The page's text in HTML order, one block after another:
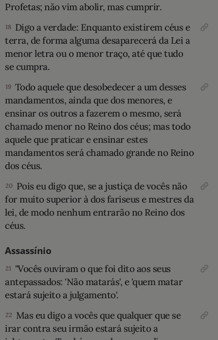
Profetas; não vim abolir, mas cumprir.
18 Digo a verdade: Enquanto existirem céus e
terra, de forma alguma desaparecerá da Lei a
menor letra ou o menor traço, até que tudo
se cumpra.
19 Todo aquele que desobedecer a um desses
mandamentos, ainda que dos menores, e
ensinar os outros a fazerem o mesmo, será
chamado menor no Reino dos céus; mas todo
aquele que praticar e ensinar estes
mandamentos será chamado grande no Reino
dos céus.
20 Pois eu digo que, se a justiça de vocês não
for muito superior à dos fariseus e mestres da
lei, de modo nenhum entrarão no Reino dos
céus.
Assassínio
21 "Vocês ouviram o que foi dito aos seus
antepassados: 'Não matarás', e 'quem matar
estará sujeito a julgamento'.
22 Mas eu digo a vocês que qualquer que se
irar contra seu irmão estará sujeito a